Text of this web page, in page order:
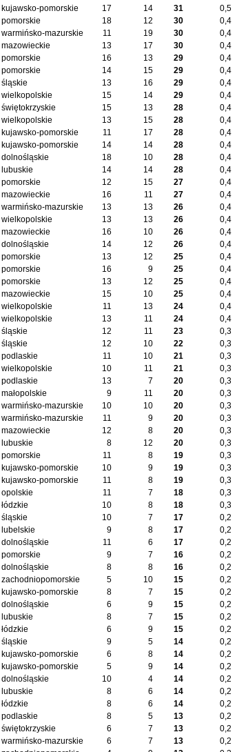
kujawsko-pomorskie 17 14 31 0,5
pomorskie 18 12 30 0,4
warmińsko-mazurskie 11 19 30 0,4
mazowieckie 13 17 30 0,4
pomorskie 16 13 29 0,4
pomorskie 14 15 29 0,4
śląskie 13 16 29 0,4
wielkopolskie 15 14 29 0,4
świętokrzyskie 15 13 28 0,4
wielkopolskie 13 15 28 0,4
kujawsko-pomorskie 11 17 28 0,4
kujawsko-pomorskie 14 14 28 0,4
dolnośląskie 18 10 28 0,4
lubuskie 14 14 28 0,4
pomorskie 12 15 27 0,4
mazowieckie 16 11 27 0,4
warmińsko-mazurskie 13 13 26 0,4
wielkopolskie 13 13 26 0,4
mazowieckie 16 10 26 0,4
dolnośląskie 14 12 26 0,4
pomorskie 13 12 25 0,4
pomorskie 16 9 25 0,4
pomorskie 13 12 25 0,4
mazowieckie 15 10 25 0,4
wielkopolskie 11 13 24 0,4
wielkopolskie 13 11 24 0,4
śląskie 12 11 23 0,3
śląskie 12 10 22 0,3
podlaskie 11 10 21 0,3
wielkopolskie 10 11 21 0,3
podlaskie 13 7 20 0,3
małopolskie 9 11 20 0,3
warmińsko-mazurskie 10 10 20 0,3
warmińsko-mazurskie 11 9 20 0,3
mazowieckie 12 8 20 0,3
lubuskie 8 12 20 0,3
pomorskie 11 8 19 0,3
kujawsko-pomorskie 10 9 19 0,3
kujawsko-pomorskie 11 8 19 0,3
opolskie 11 7 18 0,3
łódzkie 10 8 18 0,3
śląskie 10 7 17 0,2
lubelskie 9 8 17 0,2
dolnośląskie 11 6 17 0,2
pomorskie 9 7 16 0,2
dolnośląskie 8 8 16 0,2
zachodniopomorskie 5 10 15 0,2
kujawsko-pomorskie 8 7 15 0,2
dolnośląskie 6 9 15 0,2
lubuskie 8 7 15 0,2
łódzkie 6 9 15 0,2
śląskie 9 5 14 0,2
kujawsko-pomorskie 6 8 14 0,2
kujawsko-pomorskie 5 9 14 0,2
dolnośląskie 10 4 14 0,2
lubuskie 8 6 14 0,2
łódzkie 8 6 14 0,2
podlaskie 8 5 13 0,2
świętokrzyskie 6 7 13 0,2
warmińsko-mazurskie 6 7 13 0,2